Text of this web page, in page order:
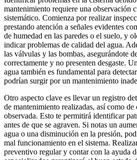
mantenimiento requiere una observación
sistemático. Comienza por realizar
prestando atención a señales evidentes
de humedad en las paredes o el suelo, y
indicar problemas de calidad del agua.
las válvulas y las bombas, asegurándote
correctamente y no presenten desgaste.
agua también es fundamental para
podrían surgir por un mantenimiento
Otro aspecto clave es llevar un registro
de mantenimiento realizadas, así como
observada. Esto te permitirá identificar
antes de que se agraven. Si notas un
agua o una disminución en la presión,
mal funcionamiento en el sistema.
preventivo regular y contar con la ayuda